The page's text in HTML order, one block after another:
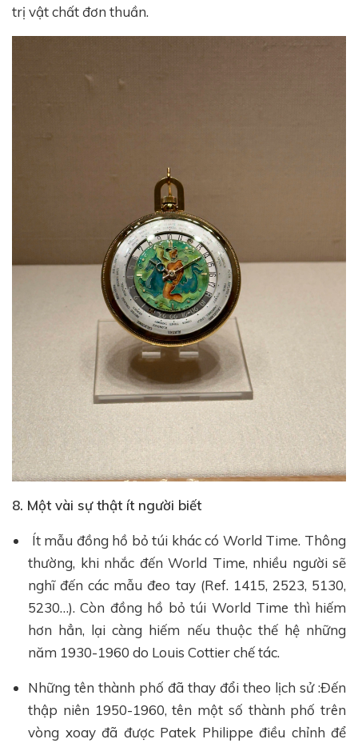
trị vật chất đơn thuần.
8. Một vài sự thật ít người biết
Ít mẫu đồng hồ bỏ túi khác có World Time. Thông
thường, khi nhắc đến World Time, nhiều người sẽ
nghĩ đến các mẫu đeo tay (Ref. 1415, 2523, 5130,
5230…). Còn đồng hồ bỏ túi World Time thì hiếm
hơn hẳn, lại càng hiếm nếu thuộc thế hệ những
năm 1930-1960 do Louis Cottier chế tác.
Những tên thành phố đã thay đổi theo lịch sử :Đến
thập niên 1950-1960, tên một số thành phố trên
vòng xoay đã được Patek Philippe điều chỉnh để